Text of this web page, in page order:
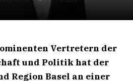
Vertretern der
und Politik hat der
Region Basel an einer